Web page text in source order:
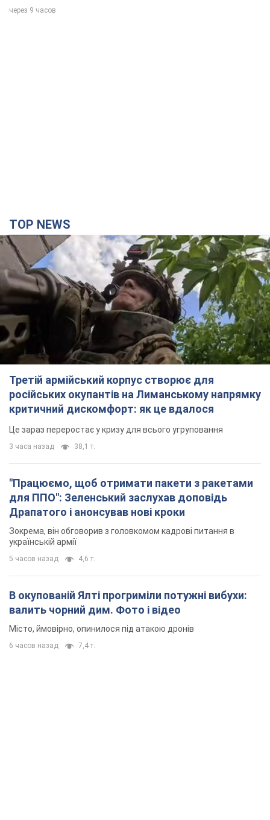
через 9 часов
TOP NEWS
Третій армійський корпус створює для
російських окупантів на Лиманському напрямку
критичний дискомфорт: як це вдалося
Це зараз переростає у кризу для всього угруповання
3 часа назад 38,1 т.
"Працюємо, щоб отримати пакети з ракетами
для ППО": Зеленський заслухав доповідь
Драпатого і анонсував нові кроки
Зокрема, він обговорив з головкомом кадрові питання в
українській армії
5 часов назад 4,6 т.
В окупованій Ялті прогриміли потужні вибухи:
валить чорний дим. Фото і відео
Місто, ймовірно, опинилося під атакою дронів
6 часов назад 7,4 т.